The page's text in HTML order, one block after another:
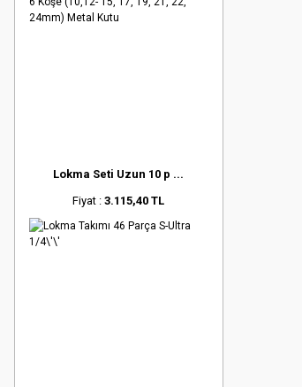
Lokma Seti Uzun 10 p ...
Fiyat :3.115,40 TL